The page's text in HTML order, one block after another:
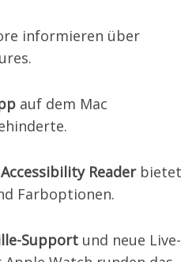
informieren über
auf dem Mac
Accessibility Readerbietet
Farboptionen.
Supportund neue Live-